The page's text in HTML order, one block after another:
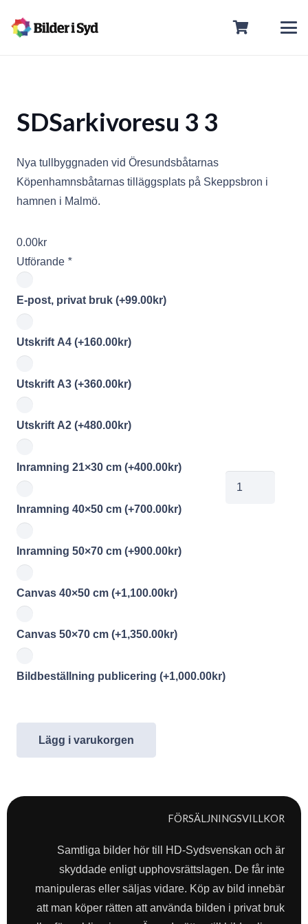
SDSarkivoresu 3 3
Nya tullbyggnaden vid Öresundsbåtarnas
Köpenhamnsbåtarnas tilläggsplats på Skeppsbron i
hamnen i Malmö.
0.00kr
Utförande *
E-post, privat bruk (+99.00kr)
Utskrift A4 (+160.00kr)
Utskrift A3 (+360.00kr)
Utskrift A2 (+480.00kr)
Inramning 21×30 cm (+400.00kr)
Inramning 40×50 cm (+700.00kr)
Inramning 50×70 cm (+900.00kr)
Canvas 40×50 cm (+1,100.00kr)
Canvas 50×70 cm (+1,350.00kr)
Bildbeställning publicering (+1,000.00kr)
Lägg i varukorgen
FÖRSÄLJNINGSVILLKOR
Samtliga bilder hör till HD-Sydsvenskan och är
skyddade enligt upphovsrättslagen. De får inte
manipuleras eller säljas vidare. Köp av bild innebär
att man köper rätten att använda bilden i privat bruk